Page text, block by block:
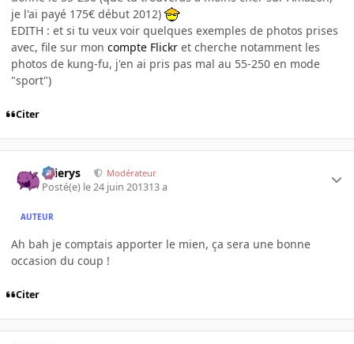
je l'ai payé 175€ début 2012)
EDITH : et si tu veux voir quelques exemples de photos prises
avec, file sur mon compte Flickr et cherche notamment les
photos de kung-fu, j'en ai pris pas mal au 55-250 en mode
"sport")
Citer
Ellierys Modérateur
Posté(e) le 24 juin 201313 a
AUTEUR
Ah bah je comptais apporter le mien, ça sera une bonne
occasion du coup !
Citer